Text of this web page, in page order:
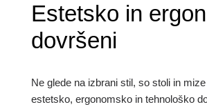
Estetsko in
dovršeni
Ne glede na izbrani stil, so stoli in mize
estetsko, ergonomsko in tehnološko